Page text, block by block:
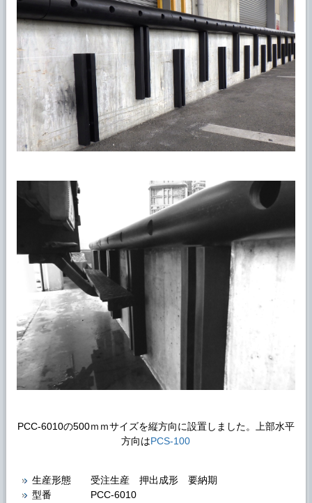
PCC-6010の500ｍｍサイズを縦方向に設置しました。上部水平
方向はPCS-100
生産形態 受注生産 押出成形 要納期
型番 PCC-6010